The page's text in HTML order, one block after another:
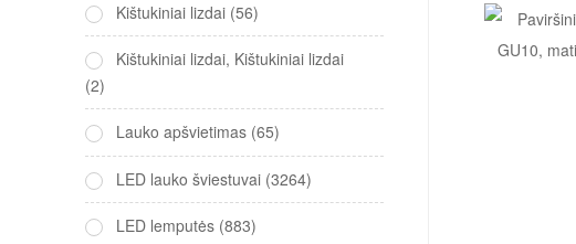
Kištukiniai lizdai (56)
Kištukiniai lizdai, Kištukiniai lizdai
(2)
Lauko apšvietimas (65)
LED lauko šviestuvai (3264)
LED lemputės (883)